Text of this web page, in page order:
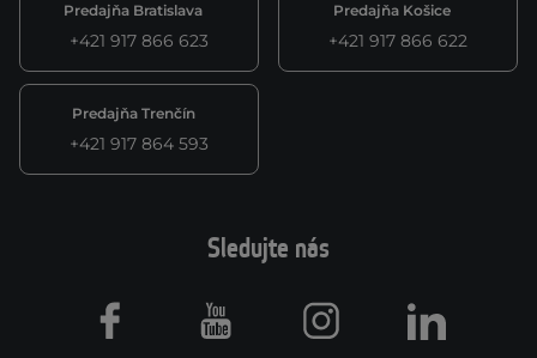
Predajňa Bratislava
+421 917 866 623
Predajňa Košice
+421 917 866 622
Predajňa Trenčín
+421 917 864 593
Sledujte nás
Facebook Youtube Instagram LinkedIn